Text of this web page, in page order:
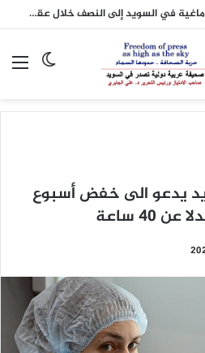
كل ما تحتاج معرفته عن منحة العودة إلى المدارس في فرنسا لعام 2026
الوضع
يدعو الى خفض أسبوع